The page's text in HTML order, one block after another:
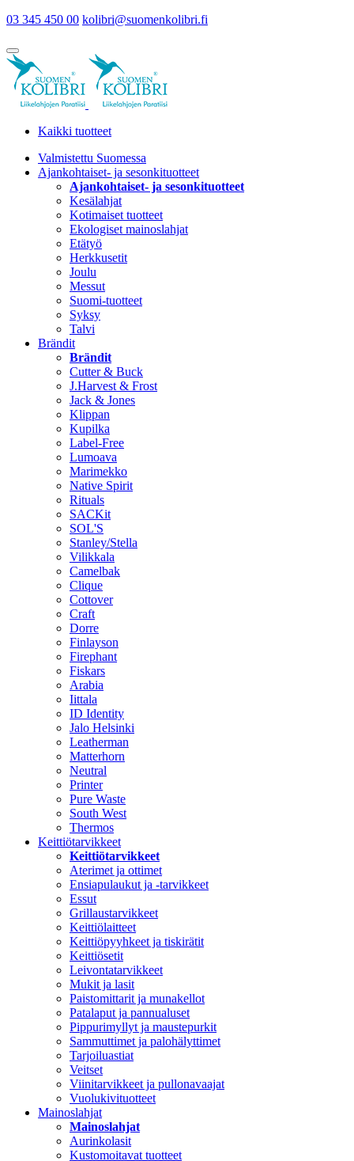
03 345 450 00 kolibri@suomenkolibri.fi
Kaikki tuotteet
Valmistettu Suomessa
Ajankohtaiset- ja sesonkituotteet
Ajankohtaiset- ja sesonkituotteet
Kesälahjat
Kotimaiset tuotteet
Ekologiset mainoslahjat
Etätyö
Herkkusetit
Joulu
Messut
Suomi-tuotteet
Syksy
Talvi
Brändit
Brändit
Cutter & Buck
J.Harvest & Frost
Jack & Jones
Klippan
Kupilka
Label-Free
Lumoava
Marimekko
Native Spirit
Rituals
SACKit
SOL'S
Stanley/Stella
Vilikkala
Camelbak
Clique
Cottover
Craft
Dorre
Finlayson
Firephant
Fiskars
Arabia
Iittala
ID Identity
Jalo Helsinki
Leatherman
Matterhorn
Neutral
Printer
Pure Waste
South West
Thermos
Keittiötarvikkeet
Keittiötarvikkeet
Aterimet ja ottimet
Ensiapulaukut ja -tarvikkeet
Essut
Grillaustarvikkeet
Keittiölaitteet
Keittiöpyyhkeet ja tiskirätit
Keittiösetit
Leivontatarvikkeet
Mukit ja lasit
Paistomittarit ja munakellot
Patalaput ja pannualuset
Pippurimyllyt ja maustepurkit
Sammuttimet ja palohälyttimet
Tarjoiluastiat
Veitset
Viinitarvikkeet ja pullonavaajat
Vuolukivituotteet
Mainoslahjat
Mainoslahjat
Aurinkolasit
Kustomoitavat tuotteet